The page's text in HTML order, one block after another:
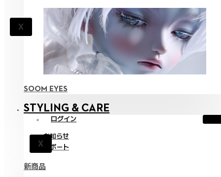
X
SOOM EYES
STYLING & CARE
ログイン
X
お知らせ
サポート
新商品